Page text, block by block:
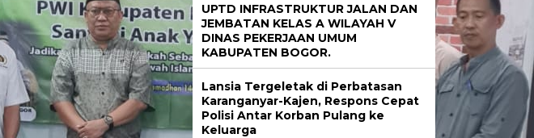
UPTD INFRASTRUKTUR JALAN DAN
JEMBATAN KELAS A WILAYAH V
DINAS PEKERJAAN UMUM
KABUPATEN BOGOR.
Lansia Tergeletak di Perbatasan
Karanganyar-Kajen, Respons Cepat
Polisi Antar Korban Pulang ke
Keluarga